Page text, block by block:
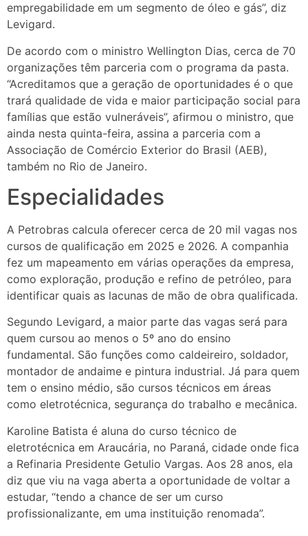
empregabilidade em um segmento de óleo e gás”, diz
Levigard.
De acordo com o ministro Wellington Dias, cerca de 70
organizações têm parceria com o programa da pasta.
“Acreditamos que a geração de oportunidades é o que
trará qualidade de vida e maior participação social para
famílias que estão vulneráveis”, afirmou o ministro, que
ainda nesta quinta-feira, assina a parceria com a
Associação de Comércio Exterior do Brasil (AEB),
também no Rio de Janeiro.
Especialidades
A Petrobras calcula oferecer cerca de 20 mil vagas nos
cursos de qualificação em 2025 e 2026. A companhia
fez um mapeamento em várias operações da empresa,
como exploração, produção e refino de petróleo, para
identificar quais as lacunas de mão de obra qualificada.
Segundo Levigard, a maior parte das vagas será para
quem cursou ao menos o 5º ano do ensino
fundamental. São funções como caldeireiro, soldador,
montador de andaime e pintura industrial. Já para quem
tem o ensino médio, são cursos técnicos em áreas
como eletrotécnica, segurança do trabalho e mecânica.
Karoline Batista é aluna do curso técnico de
eletrotécnica em Araucária, no Paraná, cidade onde fica
a Refinaria Presidente Getulio Vargas. Aos 28 anos, ela
diz que viu na vaga aberta a oportunidade de voltar a
estudar, “tendo a chance de ser um curso
profissionalizante, em uma instituição renomada”.